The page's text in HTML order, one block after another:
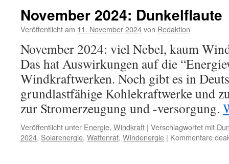
auf
der
Halbinsel
November 2024: Dunkelflaute
Veröffentlicht am 11. November 2024von Redaktion
November 2024: viel Nebel, kaum
Das hat Auswirkungen auf die
Windkraftwerken. Noch gibt es in
grundlastfähige Kohlekraftwerke und
zur Stromerzeugung und -versorgung.
Veröffentlicht unter Energie, Windkraft | Verschlagwortet mit
2024, Solarenergie, Wattenrat, Windenergie | Kommentare